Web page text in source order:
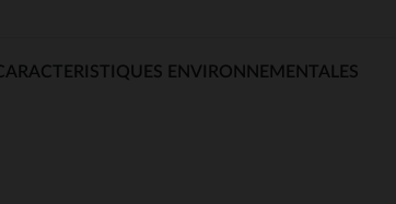
ENVIRONNEMENTALES